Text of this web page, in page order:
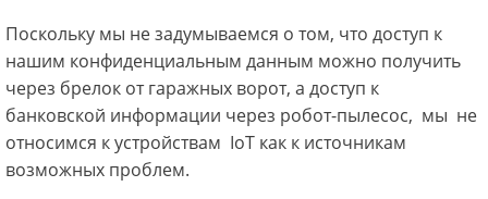
Поскольку мы не задумываемся о том, что доступ к
нашим конфиденциальным данным можно получить
через брелок от гаражных ворот, а доступ к
банковской информации через робот-пылесос, мы не
относимся к устройствам IоT как к источникам
возможных проблем.